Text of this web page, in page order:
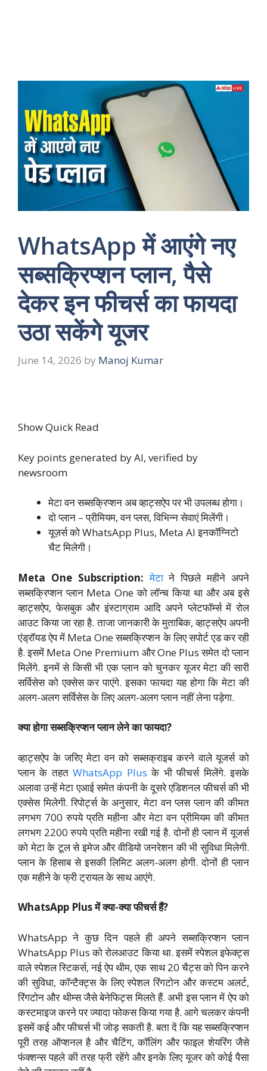
WhatsApp में आएंगे नए
सब्सक्रिप्शन प्लान, पैसे
देकर इन फीचर्स का फायदा
उठा सकेंगे यूजर
June 14, 2026 by Manoj Kumar
Show Quick Read
Key points generated by AI, verified by
newsroom
मेटा वन सब्सक्रिप्शन अब व्हाट्सऐप पर भी उपलब्ध होगा।
दो प्लान – प्रीमियम, वन प्लस, विभिन्न सेवाएं मिलेंगी।
यूज़र्स को WhatsApp Plus, Meta AI इनकॉग्निटो
चैट मिलेगी।
Meta One Subscription: मेटाने पिछले महीने अपने
सब्सक्रिप्शन प्लान Meta One को लॉन्च किया था और अब इसे
व्हाट्सऐप, फेसबुक और इंस्टाग्राम आदि अपने प्लेटफॉर्म्स में रोल
आउट किया जा रहा है. ताजा जानकारी के मुताबिक, व्हाट्सऐप अपनी
एंड्रॉयड ऐप में Meta One सब्सक्रिप्शन के लिए सपोर्ट एड कर रही
है. इसमें Meta One Premium और One Plus समेत दो प्लान
मिलेंगे. इनमें से किसी भी एक प्लान को चुनकर यूजर मेटा की सारी
सर्विसेस को एक्सेस कर पाएंगे. इसका फायदा यह होगा कि मेटा की
अलग-अलग सर्विसेस के लिए अलग-अलग प्लान नहीं लेना पड़ेगा.
क्या होगा सब्सक्रिप्शन प्लान लेने का फायदा?
व्हाट्सऐप के जरिए मेटा वन को सब्सक्राइब करने वाले यूजर्स को
प्लान के तहतWhatsApp Plus के भी फीचर्स मिलेंगे. इसके
अलावा उन्हें मेटा एआई समेत कंपनी के दूसरे एडिशनल फीचर्स की भी
एक्सेस मिलेगी. रिपोर्ट्स के अनुसार, मेटा वन प्लस प्लान की कीमत
लगभग 700 रुपये प्रति महीना और मेटा वन प्रीमियम की कीमत
लगभग 2200 रुपये प्रति महीना रखी गई है. दोनों ही प्लान में यूजर्स
को मेटा के टूल से इमेज और वीडियो जनरेशन की भी सुविधा मिलेगी.
प्लान के हिसाब से इसकी लिमिट अलग-अलग होगी. दोनों ही प्लान
एक महीने के फ्री ट्रायल के साथ आएंगे.
WhatsApp Plus में क्या-क्या फीचर्स हैं?
WhatsApp ने कुछ दिन पहले ही अपने सब्सक्रिप्शन प्लान
WhatsApp Plus को रोलआउट किया था. इसमें स्पेशल इफेक्ट्स
वाले स्पेशल स्टिकर्स, नई ऐप थीम, एक साथ 20 चैट्स को पिन करने
की सुविधा, कॉन्टैक्ट्स के लिए स्पेशल रिंगटोन और कस्टम अलर्ट,
रिंगटोन और थीम्स जैसे बेनेफिट्स मिलते हैं. अभी इस प्लान में ऐप को
कस्टमाइज करने पर ज्यादा फोकस किया गया है. आगे चलकर कंपनी
इसमें कई और फीचर्स भी जोड़ सकती है. बता दें कि यह सब्सक्रिप्शन
पूरी तरह ऑप्शनल है और चैटिंग, कॉलिंग और फाइल शेयरिंग जैसे
फंक्शन्स पहले की तरह फ्री रहेंगे और इनके लिए यूजर को कोई पैसा